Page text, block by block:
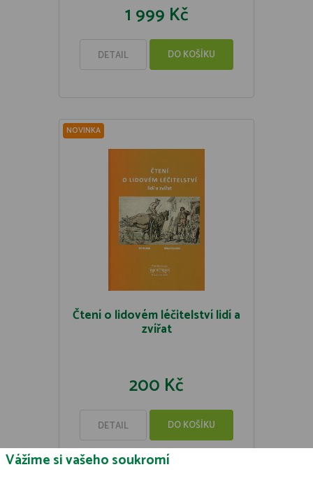
1 999 Kč
DETAIL DO KOŠÍKU
NOVINKA
Čtení o lidovém léčitelství lidí a
zvířat
200 Kč
DETAIL DO KOŠÍKU
Vážíme si vašeho soukromí